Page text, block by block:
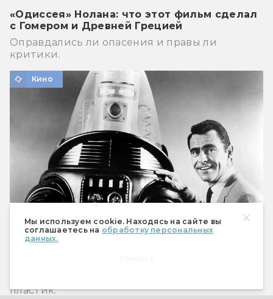
Мы используем cookie. Находясь на сайте вы
соглашаетесь на обработку персональных
данных.
«Одиссея» Нолана: что этот фильм сделал
с Гомером и Древней Грецией
Оправдались ли опасения и правы ли
критики.
Кино
пластик.